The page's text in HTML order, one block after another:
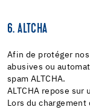
6. ALTCHA
Afin de protéger
abusives ou
spam ALTCHA.
ALTCHA repose sur
Lors du